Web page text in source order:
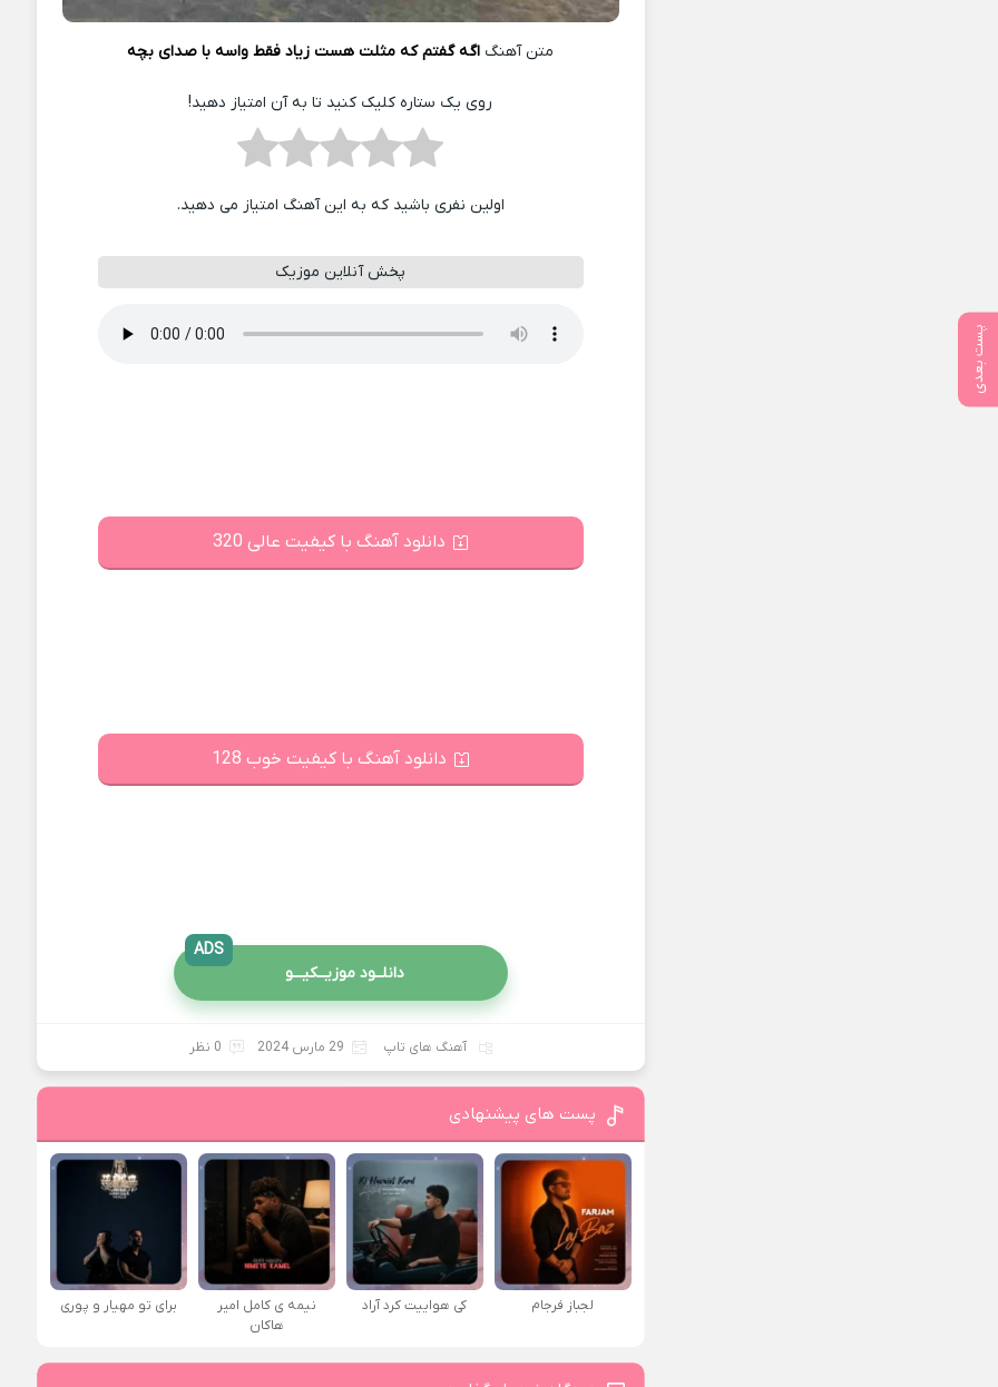
پست بعدی
متن آهنگ اگه گفتم که مثلت هست زیاد فقط واسه با صدای بچه
روی یک ستاره کلیک کنید تا به آن امتیاز دهید!
اولین نفری باشید که به این آهنگ امتیاز می دهید.
پخش آنلاین موزیک
دانلود آهنگ با کیفیت عالی 320
دانلود آهنگ با کیفیت خوب 128
دانلــود موزیــکیـــو
ADS
آهنگ های تاپ 29 مارس 2024 0 نظر
پست های پیشنهادی
لجباز فرجام کی هواییت کرد آراد
نیمه ی کامل امیر
هاکان
برای تو مهیار و پوری